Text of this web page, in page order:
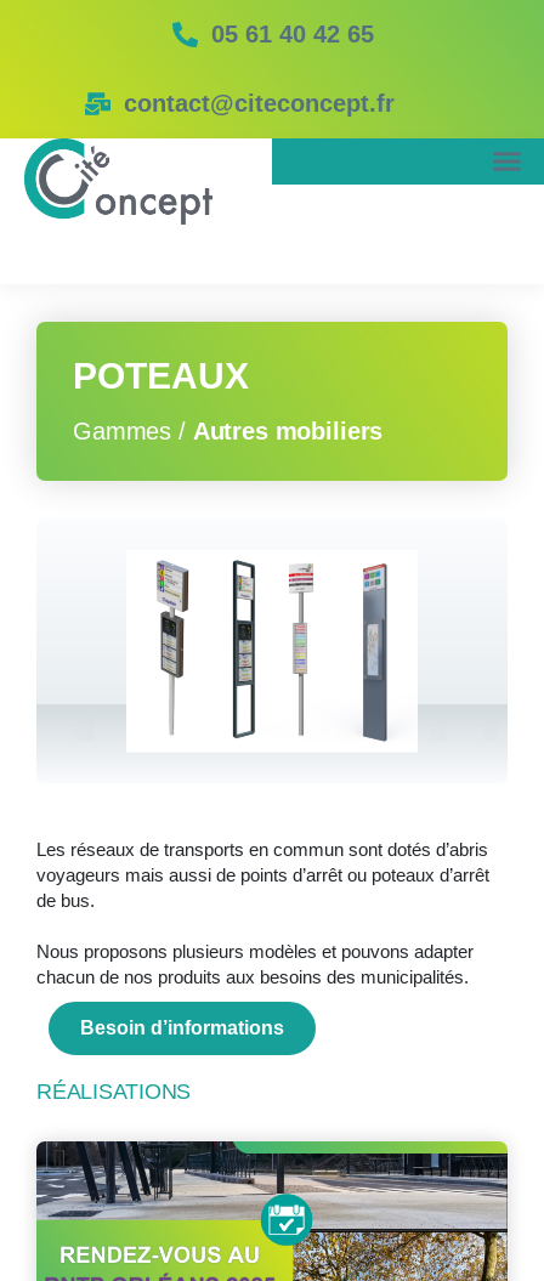
05 61 40 42 65
contact@citeconcept.fr
POTEAUX
Gammes / Autres mobiliers
Les réseaux de transports en commun sont dotés d’abris
voyageurs mais aussi de points d’arrêt ou poteaux d’arrêt
de bus.
Nous proposons plusieurs modèles et pouvons adapter
chacun de nos produits aux besoins des municipalités.
Besoin d’informations
RÉALISATIONS